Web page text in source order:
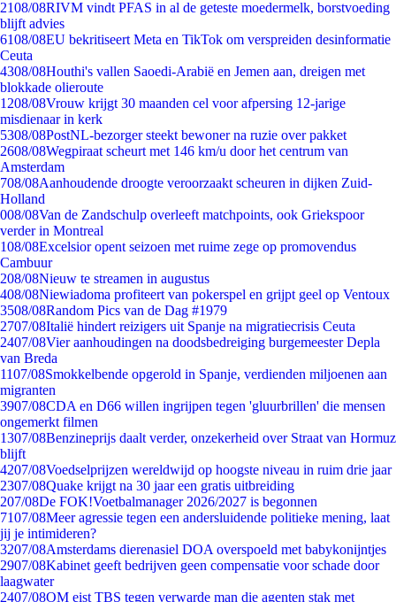
2108/08RIVM vindt PFAS in al de geteste moedermelk, borstvoeding
blijft advies
6108/08EU bekritiseert Meta en TikTok om verspreiden desinformatie
Ceuta
4308/08Houthi's vallen Saoedi-Arabië en Jemen aan, dreigen met
blokkade olieroute
1208/08Vrouw krijgt 30 maanden cel voor afpersing 12-jarige
misdienaar in kerk
5308/08PostNL-bezorger steekt bewoner na ruzie over pakket
2608/08Wegpiraat scheurt met 146 km/u door het centrum van
Amsterdam
708/08Aanhoudende droogte veroorzaakt scheuren in dijken Zuid-
Holland
008/08Van de Zandschulp overleeft matchpoints, ook Griekspoor
verder in Montreal
108/08Excelsior opent seizoen met ruime zege op promovendus
Cambuur
208/08Nieuw te streamen in augustus
408/08Niewiadoma profiteert van pokerspel en grijpt geel op Ventoux
3508/08Random Pics van de Dag #1979
2707/08Italië hindert reizigers uit Spanje na migratiecrisis Ceuta
2407/08Vier aanhoudingen na doodsbedreiging burgemeester Depla
van Breda
1107/08Smokkelbende opgerold in Spanje, verdienden miljoenen aan
migranten
3907/08CDA en D66 willen ingrijpen tegen 'gluurbrillen' die mensen
ongemerkt filmen
1307/08Benzineprijs daalt verder, onzekerheid over Straat van Hormuz
blijft
4207/08Voedselprijzen wereldwijd op hoogste niveau in ruim drie jaar
2307/08Quake krijgt na 30 jaar een gratis uitbreiding
207/08De FOK!Voetbalmanager 2026/2027 is begonnen
7107/08Meer agressie tegen een andersluidende politieke mening, laat
jij je intimideren?
3207/08Amsterdams dierenasiel DOA overspoeld met babykonijntjes
2907/08Kabinet geeft bedrijven geen compensatie voor schade door
laagwater
2407/08OM eist TBS tegen verwarde man die agenten stak met